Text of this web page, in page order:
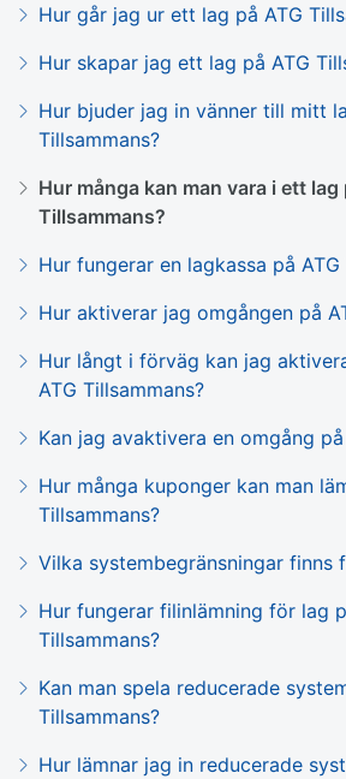
Hur går jag ur ett lag på ATG
Hur skapar jag ett lag på ATG
Hur bjuder jag in vänner till mitt
Tillsammans?
Hur många kan man vara i ett lag
Tillsammans?
Hur fungerar en lagkassa på ATG
Hur aktiverar jag omgången på
Hur långt i förväg kan jag
ATG Tillsammans?
Kan jag avaktivera en omgång
Hur många kuponger kan man
Tillsammans?
Vilka systembegränsningar finns
Hur fungerar filinlämning för lag
Tillsammans?
Kan man spela reducerade
Tillsammans?
Hur lämnar jag in reducerade